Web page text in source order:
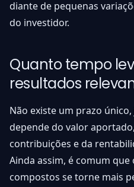
diante de pequenas
do investidor.
Quanto tempo
resultados
Não existe um prazo
depende do valor
contribuições e da
Ainda assim, é comum
compostos se torne mais